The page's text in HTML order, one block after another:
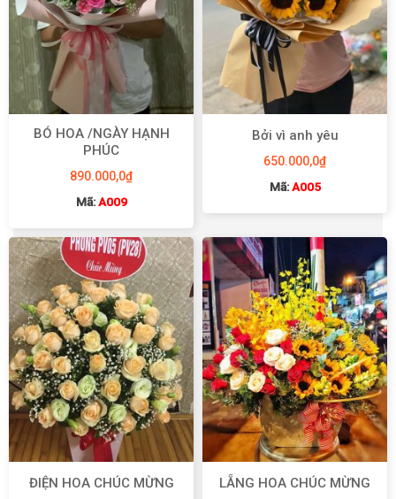
BÓ HOA /NGÀY HẠNH
PHÚC
890.000,0₫
Mã:A009
Bởi vì anh yêu
650.000,0₫
Mã:A005
ĐIỆN HOA CHÚC MỪNG LẴNG HOA CHÚC MỪNG